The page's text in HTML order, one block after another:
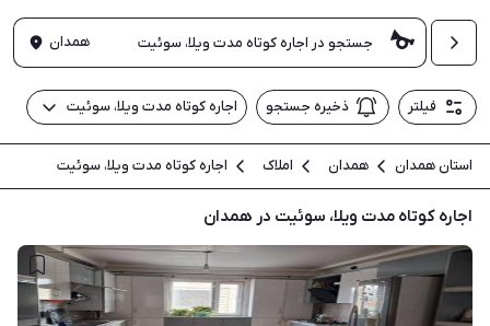
همدان
فیلتر ذخیره جستجو اجاره کوتاه مدت ویلا، سوئیت
استان همدان همدان املاک اجاره کوتاه مدت ویلا، سوئیت
اجاره کوتاه مدت ویلا، سوئیت در همدان